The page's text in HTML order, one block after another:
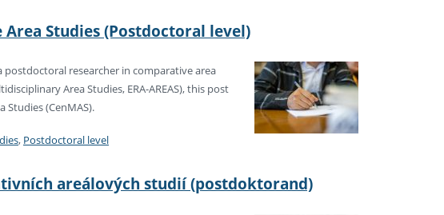
Studies (Postdoctoral level)
postdoctoral researcher in comparative area
Area Studies, ERA-AREAS), this post
(CenMAS).
, Postdoctoral level
areálových studií (postdoktorand)